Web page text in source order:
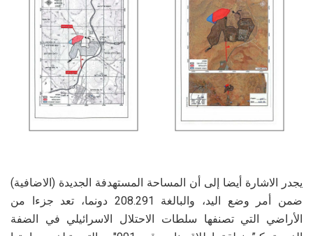
23
0
يجدر الاشارة أيضا إلى أن المساحة المستهدفة الجديدة (الاضافية)
ضمن أمر وضع اليد، والبالغة 208.291 دونما، تعد جزءا من
الأراضي التي تصنفها سلطات الاحتلال الاسرائيلي في الضفة